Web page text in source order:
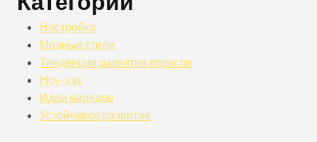
Настройка
Модные стили
Тенденции развития отрасли
Ноу-хау
Идеи нарядов
Устойчивое развитие